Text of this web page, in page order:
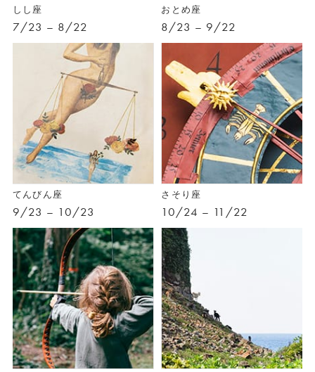
しし座
7/23 – 8/22
おとめ座
8/23 – 9/22
てんびん座
9/23 – 10/23
さそり座
10/24 – 11/22